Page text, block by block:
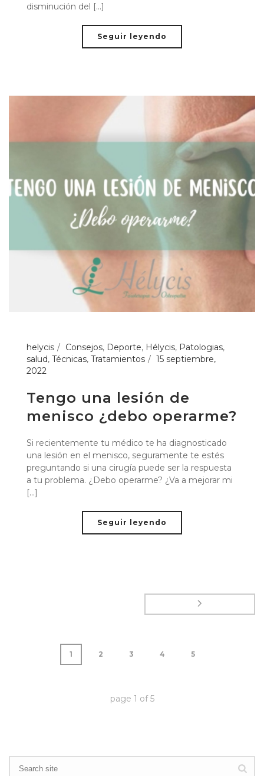
disminución del [...]
Seguir leyendo
helycis Consejos, Deporte, Hélycis, Patologias,
salud, Técnicas, Tratamientos
15 septiembre,
2022
Tengo una lesión de
menisco ¿debo operarme?
Si recientemente tu médico te ha diagnosticado
una lesión en el menisco, seguramente te estés
preguntando si una cirugía puede ser la respuesta
a tu problema. ¿Debo operarme? ¿Va a mejorar mi
[...]
Seguir leyendo
1 2 3 4 5
page 1 of5